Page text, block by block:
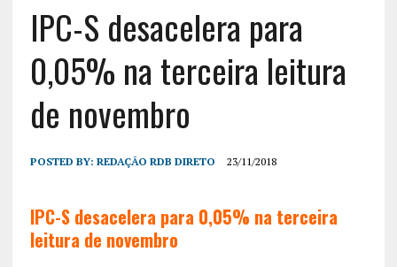
IPC-S desacelera para
0,05% na terceira leitura
de novembro
POSTED BY: REDAÇÃO RDB DIRETO 23/11/2018
IPC-S desacelera para 0,05% na terceira
leitura de novembro